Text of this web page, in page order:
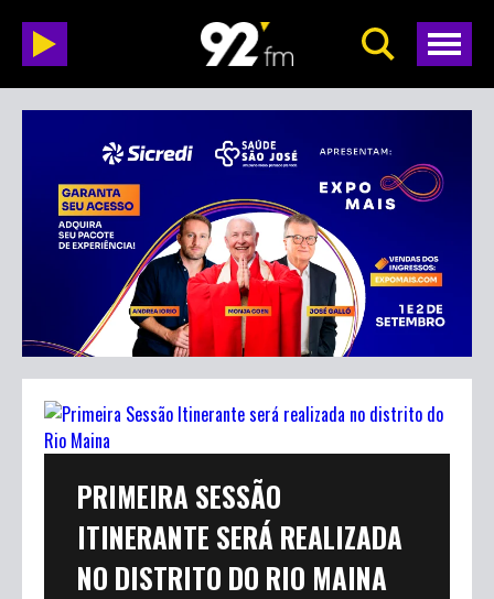
PRIMEIRA SESSÃO
ITINERANTE SERÁ REALIZADA
NO DISTRITO DO RIO MAINA